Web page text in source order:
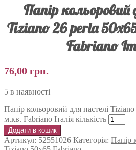
Папір кольоровий
Tiziano 26 perla
Fabriano
76,00 грн.
5 в наявності
Папір кольоровий для пастелі
м.кв. Fabriano Італія кількість
Додати в кошик
Артикул: 52551026 Категорія: Папір